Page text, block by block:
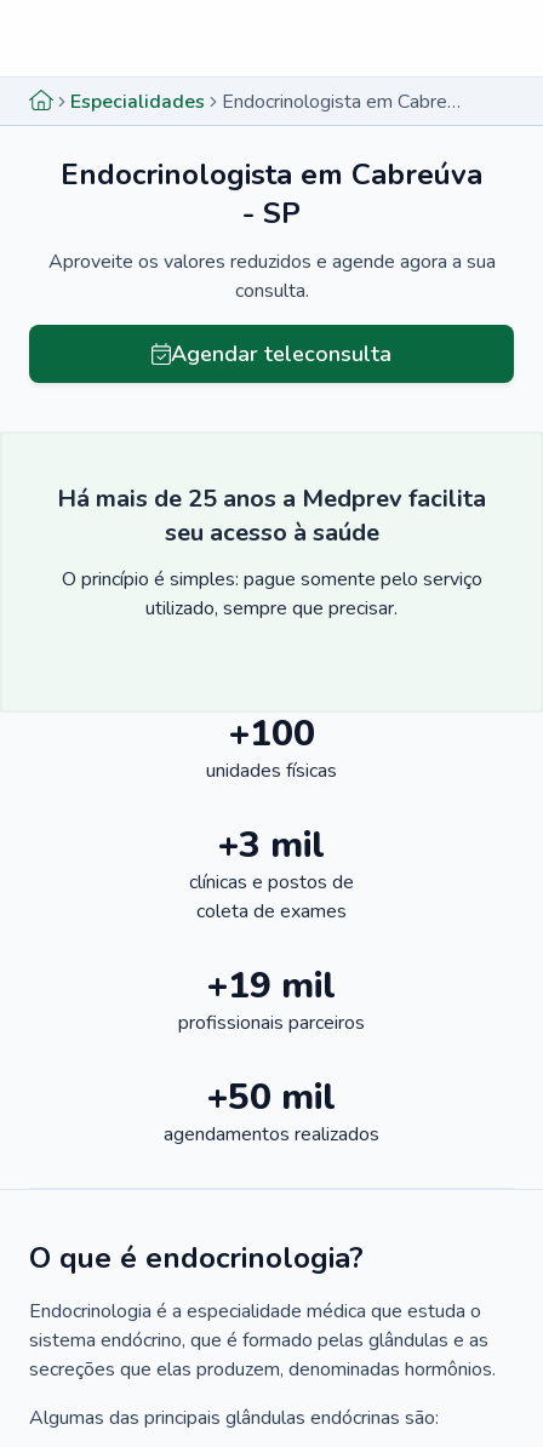
Especialidades Endocrinologista em Cabreúva - SP
Endocrinologista em Cabreúva
- SP
Aproveite os valores reduzidos e agende agora a sua
consulta.
Agendar teleconsulta
Há mais de 25 anos a Medprev facilita
seu acesso à saúde
O princípio é simples: pague somente pelo serviço
utilizado, sempre que precisar.
+100
unidades físicas
+3 mil
clínicas e postos de
coleta de exames
+19 mil
profissionais parceiros
+50 mil
agendamentos realizados
O que é endocrinologia?
Endocrinologia é a especialidade médica que estuda o
sistema endócrino, que é formado pelas glândulas e as
secreções que elas produzem, denominadas hormônios.
Algumas das principais glândulas endócrinas são: